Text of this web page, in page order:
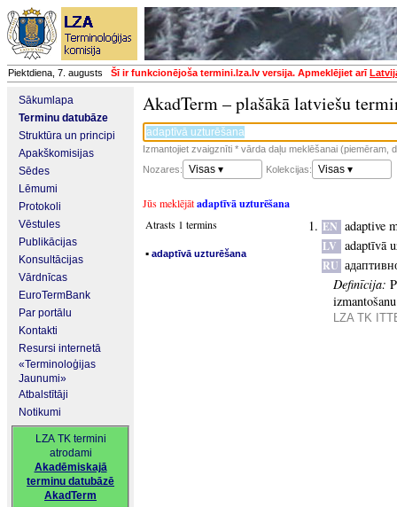
Piektdiena, 7. augusts Šī ir funkcionējoša termini.lza.lv versija. Apmeklējiet arī
Sākumlapa
Terminu datubāze
Struktūra un principi
Apakškomisijas
Sēdes
Lēmumi
Protokoli
Vēstules
Publikācijas
Konsultācijas
Vārdnīcas
EuroTermBank
Par portālu
Kontakti
Resursi internetā
«Terminoloģijas
Jaunumi»
Atbalstītāji
Notikumi
LZA TK termini
atrodami
Akadēmiskajā
terminu datubāzē
AkadTerm
AkadTerm – plašākā latviešu
Izmantojiet zvaigznīti * vārda daļu meklēšanai (piemēram,
Nozares:
Visas ▾ Kolekcijas: Visas ▾
Jūs meklējātadaptīvā uzturēšana
Atrasts 1 termins
▪ adaptīvā uzturēšana
EN adaptive
LV adaptīvā
RU
Definīcija:
LZA TK